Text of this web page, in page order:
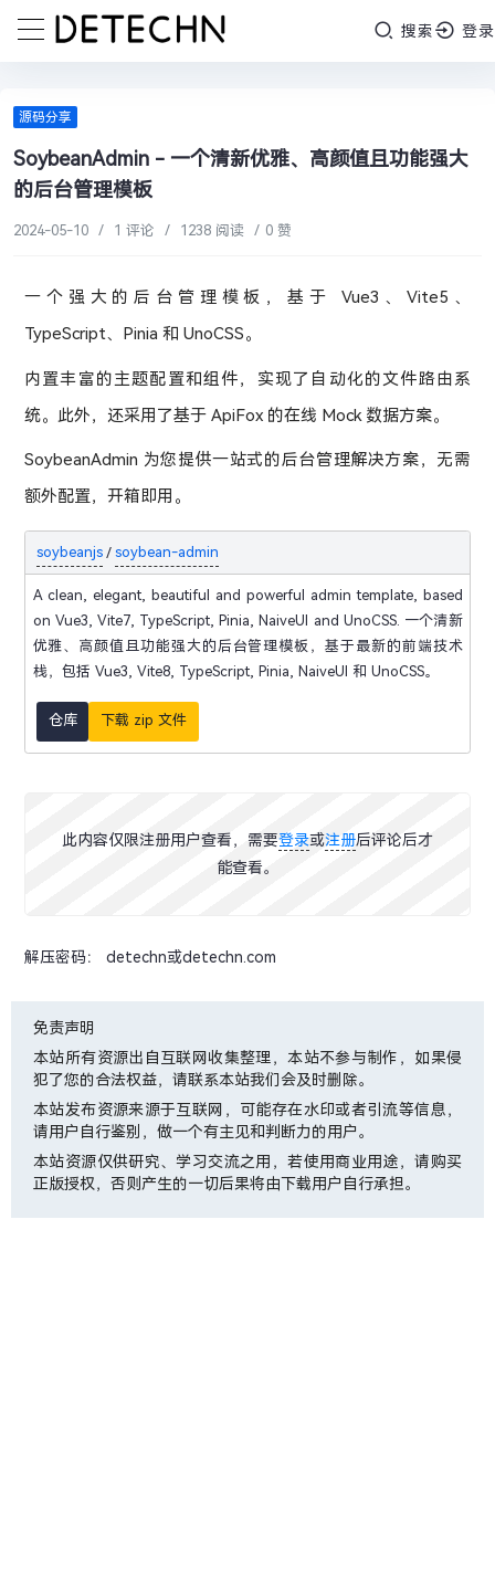
搜索 登录
源码分享
SoybeanAdmin - 一个清新优雅、高颜值且功能强大
的后台管理模板
2024-05-10 / 1 评论 / 1238 阅读 / 0 赞
一个强大的后台管理模板，基于 Vue3、Vite5、
TypeScript、Pinia 和 UnoCSS。
内置丰富的主题配置和组件，实现了自动化的文件路由系
统。此外，还采用了基于 ApiFox 的在线 Mock 数据方案。
SoybeanAdmin 为您提供一站式的后台管理解决方案，无需
额外配置，开箱即用。
soybeanjs / soybean-admin
A clean, elegant, beautiful and powerful admin template, based
on Vue3, Vite7, TypeScript, Pinia, NaiveUI and UnoCSS. 一个清新
优雅、高颜值且功能强大的后台管理模板，基于最新的前端技术
栈，包括 Vue3, Vite8, TypeScript, Pinia, NaiveUI 和 UnoCSS。
仓库 下载 zip 文件
此内容仅限注册用户查看，需要登录或注册后评论后才
能查看。
解压密码： detechn或detechn.com
免责声明
本站所有资源出自互联网收集整理，本站不参与制作，如果侵
犯了您的合法权益，请联系本站我们会及时删除。
本站发布资源来源于互联网，可能存在水印或者引流等信息，
请用户自行鉴别，做一个有主见和判断力的用户。
本站资源仅供研究、学习交流之用，若使用商业用途，请购买
正版授权，否则产生的一切后果将由下载用户自行承担。